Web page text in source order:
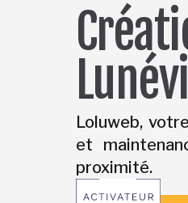
Loluweb,
et
proximité.